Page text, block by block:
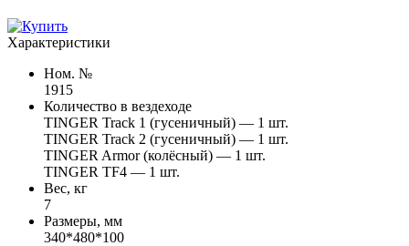
Характеристики
Ном. №
1915
Количество в вездеходе
TINGER Track 1 (гусеничный) — 1 шт.
TINGER Track 2 (гусеничный) — 1 шт.
TINGER Armor (колёсный) — 1 шт.
TINGER TF4 — 1 шт.
Вес, кг
7
Размеры, мм
340*480*100